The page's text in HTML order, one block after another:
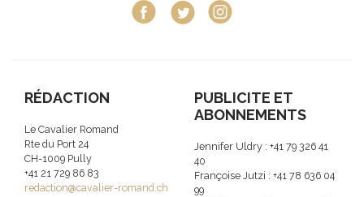
RÉDACTION
Le Cavalier Romand
Rte du Port 24
CH-1009 Pully
+41 21 729 86 83
redaction@cavalier-romand.ch
PUBLICITE ET
ABONNEMENTS
Jennifer Uldry : +41 79 326 41
40
Françoise Jutzi : +41 78 636 04
99